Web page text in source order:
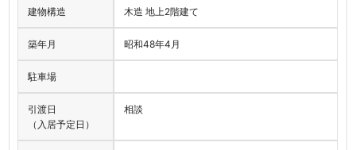
建物構造 木造 地上2階建て
築年月 昭和48年4月
駐車場
引渡日
（入居予定日）
相談